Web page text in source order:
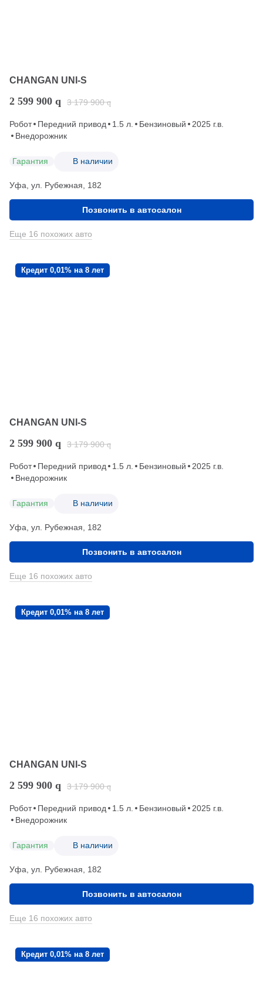
CHANGAN UNI-S
2 599 900 q 3 179 900 q
Робот Передний привод 1.5 л. Бензиновый
2025 г.в.
Внедорожник
Гарантия В наличии
Уфа, ул. Рубежная, 182
Позвонить в автосалон
Еще 16 похожих авто
Кредит 0,01% на 8 лет
CHANGAN UNI-S
2 599 900 q 3 179 900 q
Робот Передний привод 1.5 л. Бензиновый
2025 г.в.
Внедорожник
Гарантия В наличии
Уфа, ул. Рубежная, 182
Позвонить в автосалон
Еще 16 похожих авто
Кредит 0,01% на 8 лет
CHANGAN UNI-S
2 599 900 q 3 179 900 q
Робот Передний привод 1.5 л. Бензиновый
2025 г.в.
Внедорожник
Гарантия В наличии
Уфа, ул. Рубежная, 182
Позвонить в автосалон
Еще 16 похожих авто
Кредит 0,01% на 8 лет